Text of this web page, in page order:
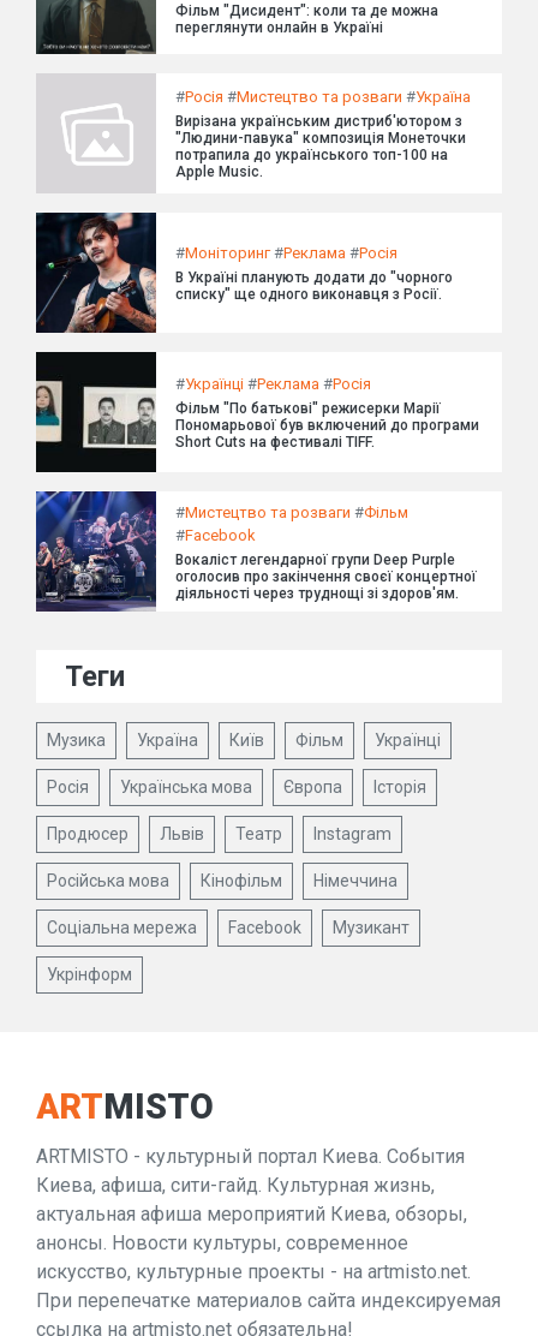
Фільм "Дисидент": коли та де можна
переглянути онлайн в Україні
#Росія #Мистецтво та розваги #Україна
Вирізана українським дистриб'ютором з
"Людини-павука" композиція Монеточки
потрапила до українського топ-100 на
Apple Music.
#Моніторинг#Реклама #Росія
В Україні планують додати до "чорного
списку" ще одного виконавця з Росії.
#Українці #Реклама #Росія
Фільм "По батькові" режисерки Марії
Пономарьової був включений до програми
Short Cuts на фестивалі TIFF.
#Мистецтво та розваги #Фільм
#Facebook
Вокаліст легендарної групи Deep Purple
оголосив про закінчення своєї концертної
діяльності через труднощі зі здоров'ям.
Теги
Музика Україна Київ Фільм Українці
Росія Українська мова Європа Історія
Продюсер Львів Театр Instagram
Російська мова Кінофільм Німеччина
Соціальна мережа Facebook Музикант
Укрінформ
ARTMISTO
ARTMISTO - культурный портал Киева. События
Киева, афиша, сити-гайд. Культурная жизнь,
актуальная афиша мероприятий Киева, обзоры,
анонсы. Новости культуры, современное
искусство, культурные проекты - на artmisto.net.
При перепечатке материалов сайта индексируемая
ссылка на artmisto.net обязательна!